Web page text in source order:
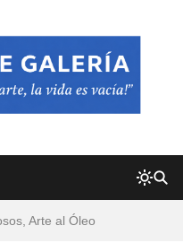
Arte al Óleo